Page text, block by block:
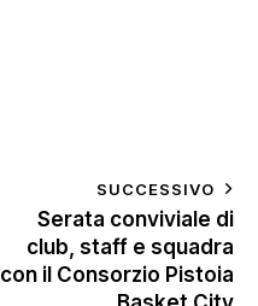
SUCCESSIVO
Serata conviviale di
club, staff e squadra
con il Consorzio Pistoia